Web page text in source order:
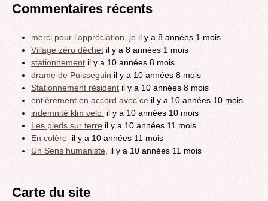
Commentaires récents
merci pour l'appréciation, je il y a 8 années 1 mois
Village zéro déchet il y a 8 années 1 mois
stationnement il y a 10 années 8 mois
drame de Puisseguin il y a 10 années 8 mois
Stationnement résident il y a 10 années 8 mois
entièrement en accord avec ce il y a 10 années 10 mois
indemnité klm velo il y a 10 années 10 mois
Les pieds sur terre il y a 10 années 11 mois
En colère il y a 10 années 11 mois
Un Sens humaniste, il y a 10 années 11 mois
Carte du site